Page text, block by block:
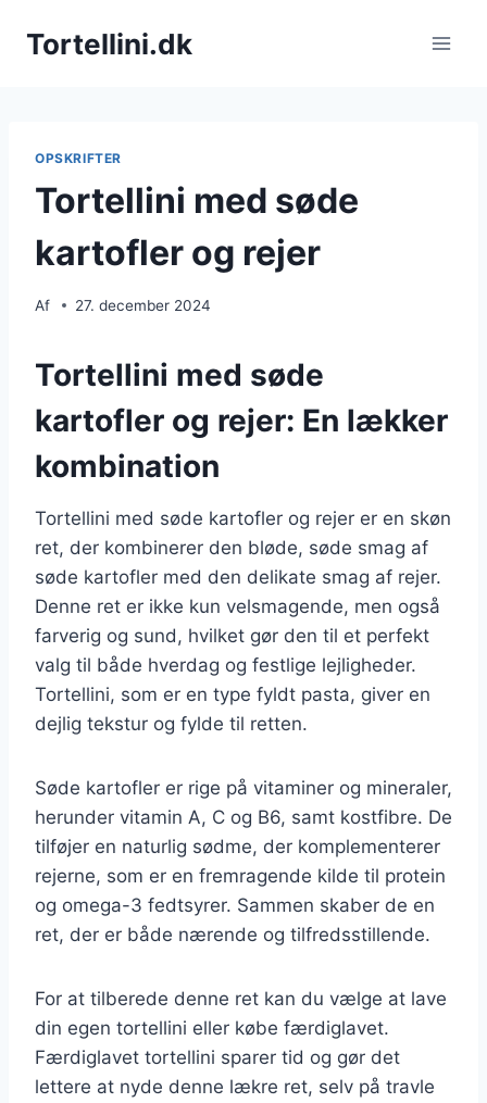
Tortellini.dk
OPSKRIFTER
Tortellini med søde
kartofler og rejer
Af 27. december 2024
Tortellini med søde
kartofler og rejer: En lækker
kombination
Tortellini med søde kartofler og rejer er en skøn
ret, der kombinerer den bløde, søde smag af
søde kartofler med den delikate smag af rejer.
Denne ret er ikke kun velsmagende, men også
farverig og sund, hvilket gør den til et perfekt
valg til både hverdag og festlige lejligheder.
Tortellini, som er en type fyldt pasta, giver en
dejlig tekstur og fylde til retten.
Søde kartofler er rige på vitaminer og mineraler,
herunder vitamin A, C og B6, samt kostfibre. De
tilføjer en naturlig sødme, der komplementerer
rejerne, som er en fremragende kilde til protein
og omega-3 fedtsyrer. Sammen skaber de en
ret, der er både nærende og tilfredsstillende.
For at tilberede denne ret kan du vælge at lave
din egen tortellini eller købe færdiglavet.
Færdiglavet tortellini sparer tid og gør det
lettere at nyde denne lækre ret, selv på travle